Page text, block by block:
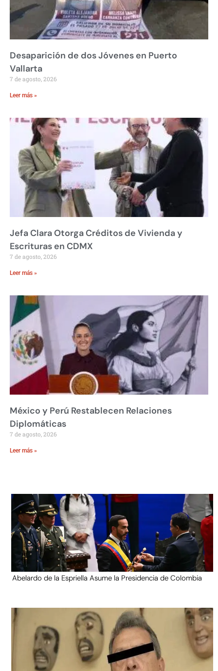
Desaparición de dos Jóvenes en Puerto
Vallarta
7 de agosto, 2026
Leer más »
Jefa Clara Otorga Créditos de Vivienda y
Escrituras en CDMX
7 de agosto, 2026
Leer más »
México y Perú Restablecen Relaciones
Diplomáticas
7 de agosto, 2026
Leer más »
Abelardo de la Espriella Asume la Presidencia de Colombia